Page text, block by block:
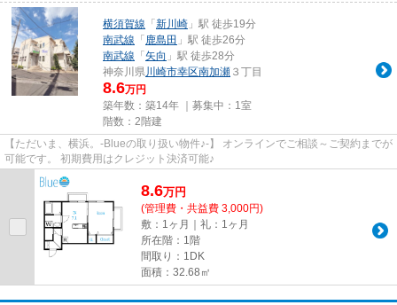
横須賀線 「 新川崎 」駅 徒歩19分
南武線 「 鹿島田 」駅 徒歩26分
南武線 「 矢向 」駅 徒歩28分
神奈川県川崎市幸区南加瀬 ３丁目
8.6万円
築年数：築14年 ｜募集中： 1室
階数：2階建
【ただいま、横浜。-Blueの取り扱い物件♪-】 オンラインでご相談～ご契約までが
可能です。 初期費用はクレジット決済可能♪
8.6万円
(管理費・共益費 3,000円)
敷：1ヶ月｜礼：1ヶ月
所在階：1階
間取り：1DK
面積：32.68㎡